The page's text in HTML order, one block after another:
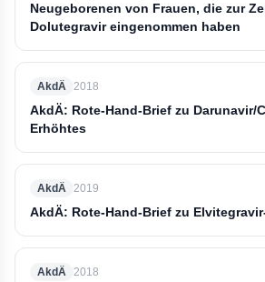
Neugeborenen von Frauen, die zur
Dolutegravir eingenommen haben
AkdÄ 2018
AkdÄ: Rote-Hand-Brief zu Darunavir/
Erhöhtes
AkdÄ 2019
AkdÄ: Rote-Hand-Brief zu
AkdÄ 2018